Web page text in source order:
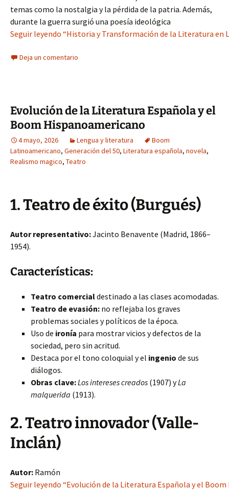
temas como la nostalgia y la pérdida de la patria. Además,
durante la guerra surgió una poesía ideológica
Seguir leyendo “Historia y Transformación de la Literatura en
Deja un comentario
Evolución de la Literatura Española y el
Boom Hispanoamericano
4 mayo, 2026 Lengua y literatura
Boom
Latinoamericano, Generación del 50, Literatura española, novela,
Realismo magico, Teatro
1. Teatro de éxito (Burgués)
Autor representativo:Jacinto Benavente (Madrid, 1866–
1954).
Características:
Teatro comercialdestinado a las clases acomodadas.
Teatro de evasión: no reflejaba los graves
problemas sociales y políticos de la época.
Uso de ironía para mostrar vicios y defectos de la
sociedad, pero sin acritud.
Destaca por el tono coloquial y el ingenio de sus
diálogos.
Obras clave:Los intereses creados (1907) yLa
malquerida (1913).
2. Teatro innovador (Valle-
Inclán)
Autor: Ramón
Seguir leyendo “Evolución de la Literatura Española y el